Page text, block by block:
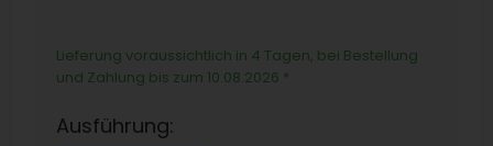
Lieferung voraussichtlich in 4 Tagen, bei Bestellung
und Zahlung bis zum 10.08.2026 *
Ausführung: